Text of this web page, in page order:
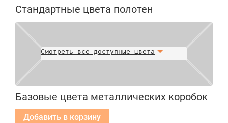
Стандартные цвета полотен
Смотреть все доступные цвета
Базовые цвета металлических коробок
Добавить в корзину